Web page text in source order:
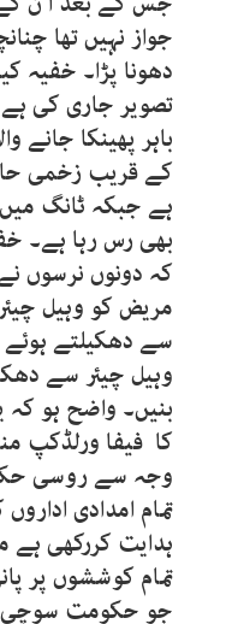
جواز نہیں تھا
دھونا پڑا۔
تصویر جاری کی
باہر پھینکا جانے
کے قریب زخمی
ہے جبکہ ٹانگ
بھی رس رہا ہے۔
کہ دونوں نرسوں
مریض کو وہیل
سے دھکیلتے ہوئے
وہیل چیئر سے
بنیں۔ واضح ہو
کا فیفا ورلڈکپ
وجہ سے روسی
تمام امدادی
ہدایت کررکھی ہے
تمام کوششوں پر
جو حکومت سوچی